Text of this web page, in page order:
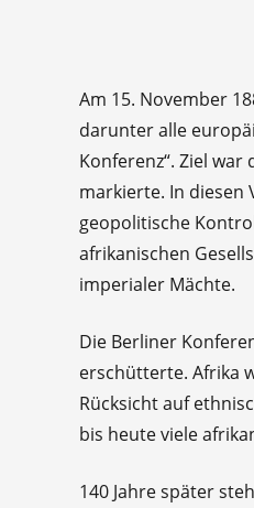
Am 15. November
darunter alle
Konferenz“. Ziel
markierte. In diesen
geopolitische
afrikanischen
imperialer Mächte.
Die Berliner
erschütterte. Afrika
Rücksicht auf
bis heute viele
140 Jahre später